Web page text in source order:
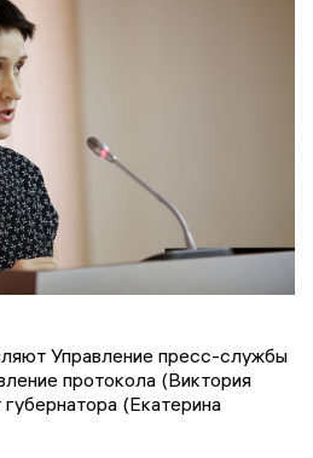
Управление пресс-службы
протокола (Виктория
(Екатерина